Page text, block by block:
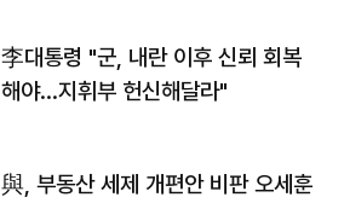
李대통령 "군, 내란 이후 신뢰 회복
해야…지휘부 헌신해달라"
與, 부동산 세제 개편안 비판 오세훈